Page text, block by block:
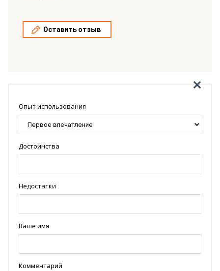
Оставить отзыв
Опыт использования
Достоинства
Недостатки
Ваше имя
Комментарий